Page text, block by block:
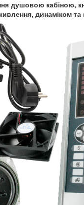
душовою кабіною,
динаміком та